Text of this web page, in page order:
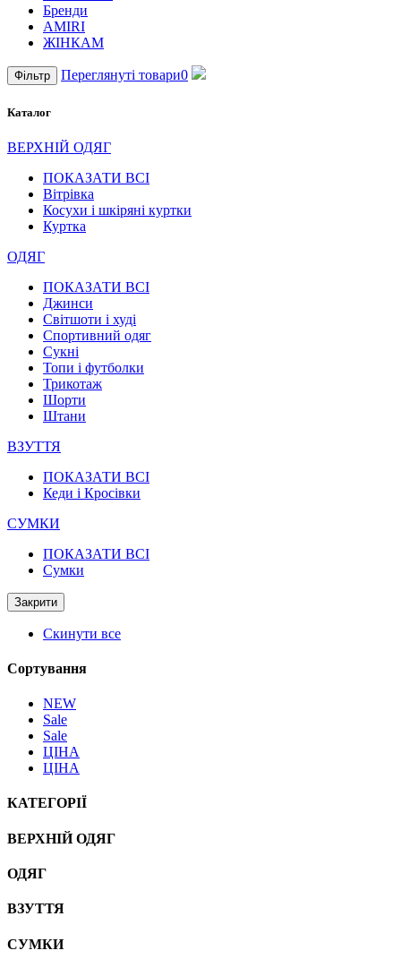
Бренди
AMIRI
ЖІНКАМ
Фільтр Переглянуті товари0
Каталог
ВЕРХНІЙ ОДЯГ
ПОКАЗАТИ ВСІ
Вітрівка
Косухи і шкіряні куртки
Куртка
ОДЯГ
ПОКАЗАТИ ВСІ
Джинси
Світшоти і худі
Спортивний одяг
Сукні
Топи і футболки
Трикотаж
Шорти
Штани
ВЗУТТЯ
ПОКАЗАТИ ВСІ
Кеди і Кросівки
СУМКИ
ПОКАЗАТИ ВСІ
Сумки
Закрити
Скинути все
Сортування
NEW
Sale
Sale
ЦІНА
ЦІНА
КАТЕГОРІЇ
ВЕРХНІЙ ОДЯГ
ОДЯГ
ВЗУТТЯ
СУМКИ